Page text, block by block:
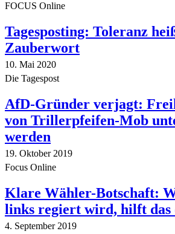
FOCUS Online
Tagesposting: Toleranz
Zauberwort
10. Mai 2020
Die Tagespost
AfD-Gründer verjagt:
von Trillerpfeifen-Mob
werden
19. Oktober 2019
Focus Online
Klare Wähler-Botschaft:
links regiert wird, hilft das
4. September 2019